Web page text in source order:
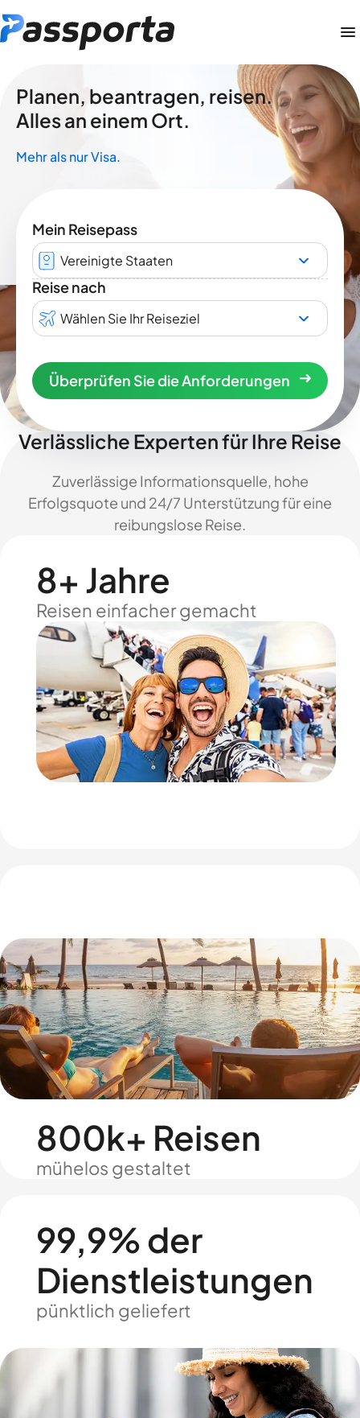
Planen, beantragen, reisen.
Alles an einem Ort.
Mehr als nur Visa.
Mein Reisepass
Vereinigte Staaten
Reise nach
Wählen Sie Ihr Reiseziel
Überprüfen Sie die Anforderungen
Verlässliche Experten für Ihre Reise
Zuverlässige Informationsquelle, hohe
Erfolgsquote und 24/7 Unterstützung für eine
reibungslose Reise.
8+ Jahre
Reisen einfacher gemacht
800k+ Reisen
mühelos gestaltet
99,9% der
Dienstleistungen
pünktlich geliefert